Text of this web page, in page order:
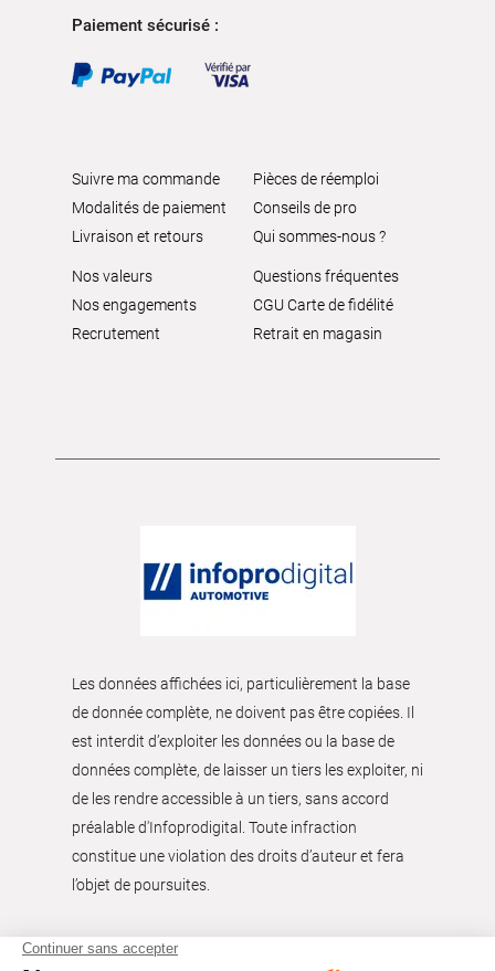
Paiement sécurisé :
Suivre ma commande
Modalités de paiement
Livraison et retours
Pièces de réemploi
Conseils de pro
Qui sommes-nous ?
Nos valeurs
Nos engagements
Recrutement
Questions fréquentes
CGU Carte de fidélité
Retrait en magasin
Les données affichées ici, particulièrement la base
de donnée complète, ne doivent pas être copiées. Il
est interdit d’exploiter les données ou la base de
données complète, de laisser un tiers les exploiter, ni
de les rendre accessible à un tiers, sans accord
préalable d'Infoprodigital. Toute infraction
constitue une violation des droits d’auteur et fera
l’objet de poursuites.